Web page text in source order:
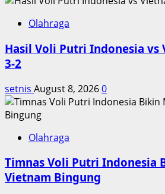
Olahraga
Hasil Voli Putri Indonesia vs
3-2
setnis August 8, 20260
Olahraga
Timnas Voli Putri Indonesia
Vietnam Bingung